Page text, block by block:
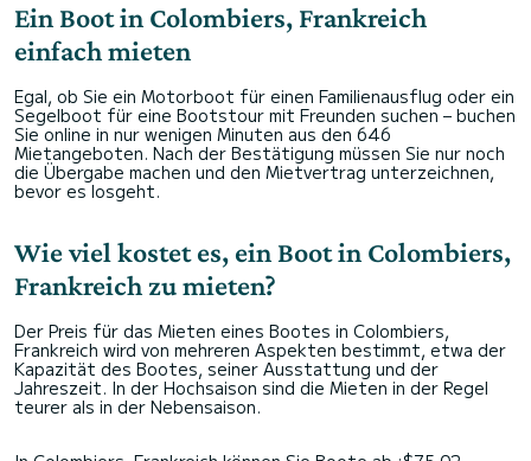
Ein Boot in Colombiers, Frankreich
einfach mieten
Egal, ob Sie ein Motorboot für einen Familienausflug oder ein
Segelboot für eine Bootstour mit Freunden suchen – buchen
Sie online in nur wenigen Minuten aus den 646
Mietangeboten. Nach der Bestätigung müssen Sie nur noch
die Übergabe machen und den Mietvertrag unterzeichnen,
bevor es losgeht.
Wie viel kostet es, ein Boot in Colombiers,
Frankreich zu mieten?
Der Preis für das Mieten eines Bootes in Colombiers,
Frankreich wird von mehreren Aspekten bestimmt, etwa der
Kapazität des Bootes, seiner Ausstattung und der
Jahreszeit. In der Hochsaison sind die Mieten in der Regel
teurer als in der Nebensaison.